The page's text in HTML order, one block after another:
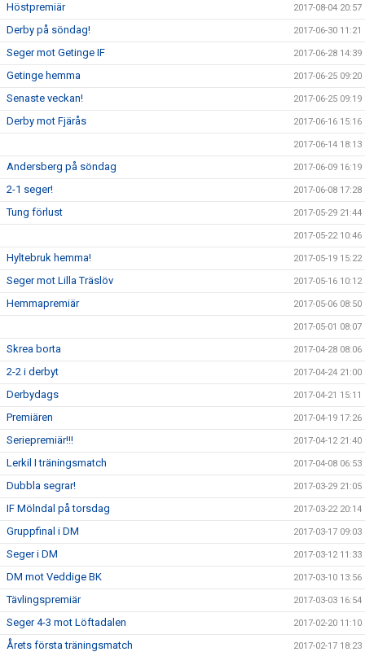
Höstpremiär 2017-08-04 20:57
Derby på söndag! 2017-06-30 11:21
Seger mot Getinge IF 2017-06-28 14:39
Getinge hemma 2017-06-25 09:20
Senaste veckan! 2017-06-25 09:19
Derby mot Fjärås 2017-06-16 15:16
2017-06-14 18:13
Andersberg på söndag 2017-06-09 16:19
2-1 seger! 2017-06-08 17:28
Tung förlust 2017-05-29 21:44
2017-05-22 10:46
Hyltebruk hemma! 2017-05-19 15:22
Seger mot Lilla Träslöv 2017-05-16 10:12
Hemmapremiär 2017-05-06 08:50
2017-05-01 08:07
Skrea borta 2017-04-28 08:06
2-2 i derbyt 2017-04-24 21:00
Derbydags 2017-04-21 15:11
Premiären 2017-04-19 17:26
Seriepremiär!!! 2017-04-12 21:40
Lerkil I träningsmatch 2017-04-08 06:53
Dubbla segrar! 2017-03-29 21:05
IF Mölndal på torsdag 2017-03-22 20:14
Gruppfinal i DM 2017-03-17 09:03
Seger i DM 2017-03-12 11:33
DM mot Veddige BK 2017-03-10 13:56
Tävlingspremiär 2017-03-03 16:54
Seger 4-3 mot Löftadalen 2017-02-20 11:10
Årets första träningsmatch 2017-02-17 18:23